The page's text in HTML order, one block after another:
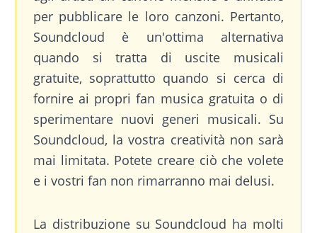
per pubblicare le loro canzoni. Pertanto,
Soundcloud è un'ottima alternativa
quando si tratta di uscite musicali
gratuite, soprattutto quando si cerca di
fornire ai propri fan musica gratuita o di
sperimentare nuovi generi musicali. Su
Soundcloud, la vostra creatività non sarà
mai limitata. Potete creare ciò che volete
e i vostri fan non rimarranno mai delusi.
La distribuzione su Soundcloud ha molti